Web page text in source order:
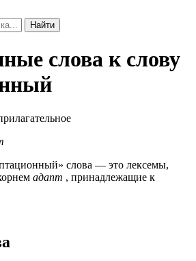
Найти
слова к слову
слова — это лексемы,
адапт , принадлежащие к